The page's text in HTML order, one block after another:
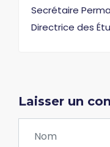
Secrétaire
Directrice des
Laisser un